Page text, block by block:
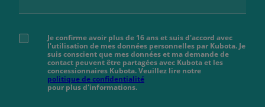
Je confirme avoir plus de 16 ans et suis d'accord avec
l'utilisation de mes données personnelles par Kubota. Je
suis conscient que mes données et ma demande de
contact peuvent être partagées avec Kubota et les
concessionnaires Kubota. Veuillez lire notre
politique de confidentialité
pour plus d'informations.